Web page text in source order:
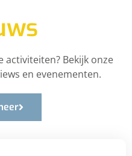
activiteiten? Bekijk onze
en evenementen.